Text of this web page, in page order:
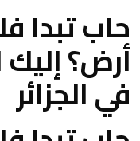
حاب تبدا
أرض؟ إليك
في الجزائر